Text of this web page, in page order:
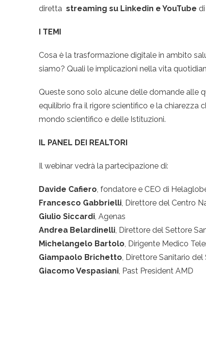
diretta streaming su Linkedin e YouTube
I TEMI
Cosa è la trasformazione digitale in ambito
siamo? Quali le implicazioni nella vita
Queste sono solo alcune delle domande alle
equilibrio fra il rigore scientifico e la chiarezza
mondo scientifico e delle Istituzioni.
IL PANEL DEI REALTORI
Il webinar vedrà la partecipazione di:
Davide Cafiero , fondatore e CEO di
Francesco Gabbrielli , Direttore del Centro
Giulio Siccardi , Agenas
Andrea Belardinelli , Direttore del Settore
Michelangelo Bartolo , Dirigente Medico
Giampaolo Brichetto , Direttore Sanitario
Giacomo Vespasiani , Past President AMD